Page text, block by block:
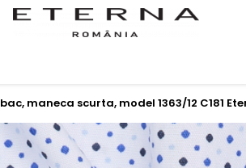
maneca scurta, model 1363/12 C181